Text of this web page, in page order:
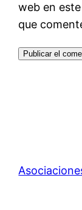
web en
que